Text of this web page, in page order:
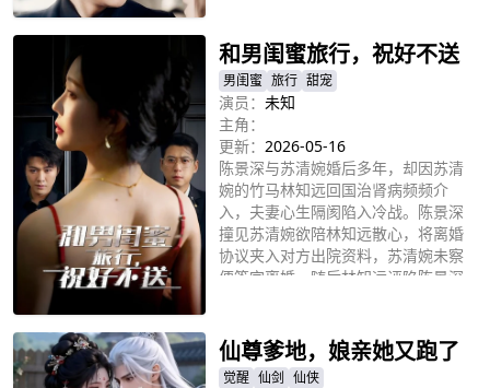
和男闺蜜旅行，祝好不送
男闺蜜 旅行 甜宠
演员： 未知
主角：
更新： 2026-05-16
陈景深与苏清婉婚后多年，却因苏清
婉的竹马林知远回国治肾病频频介
入，夫妻心生隔阂陷入冷战。陈景深
撞见苏清婉欲陪林知远散心，将离婚
协议夹入对方出院资料，苏清婉未察
便签字离婚。随后林知远诬陷陈景深
利益忽视丈夫，极力挽回却遭心灰意
冷的陈景深拒绝。
仙尊爹地，娘亲她又跑了
觉醒 仙剑 仙侠